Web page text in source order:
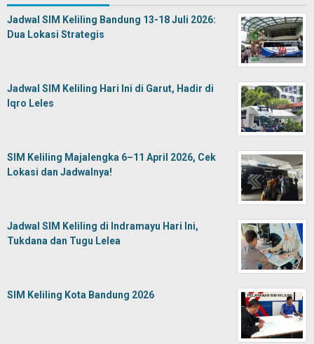
Jadwal SIM Keliling Bandung 13-18 Juli 2026:
Dua Lokasi Strategis
Jadwal SIM Keliling Hari Ini di Garut, Hadir di
Iqro Leles
SIM Keliling Majalengka 6–11 April 2026, Cek
Lokasi dan Jadwalnya!
Jadwal SIM Keliling di Indramayu Hari Ini,
Tukdana dan Tugu Lelea
SIM Keliling Kota Bandung 2026